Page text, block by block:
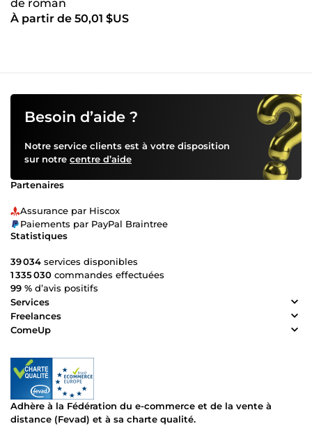
de roman
À partir de 50,01 $US
Besoin d’aide ?
Notre service clients est à votre disposition
sur notre centre d’aide
Partenaires
Assurance par Hiscox
Paiements par PayPal Braintree
Statistiques
39 034 services disponibles
1 335 030 commandes effectuées
99 % d’avis positifs
Services
Freelances
ComeUp
Adhère à la Fédération du e-commerce et de la vente à
distance (Fevad) et à sa charte qualité.